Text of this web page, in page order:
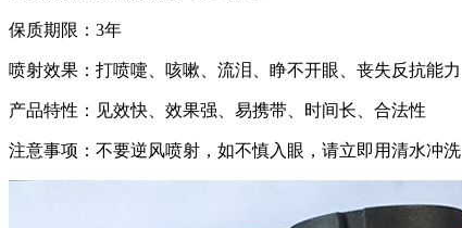
保质期限：3年
喷射效果：打喷嚏、咳嗽、流泪、睁不开眼、丧失反抗能力
产品特性：见效快、效果强、易携带、时间长、合法性
注意事项：不要逆风喷射，如不慎入眼，请立即用清水冲洗